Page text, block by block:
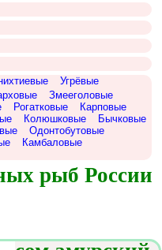
Угрёвые
Змееголовые
Рогатковые
Карповые
Колюшковые
Бычковые
Одонтобутовые
Камбаловые
рыб России